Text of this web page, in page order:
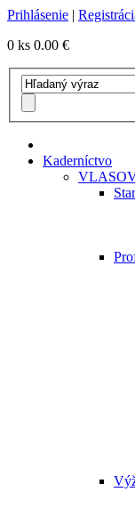
Prihlásenie |
0 ks 0.00 €
Kaderníctvo